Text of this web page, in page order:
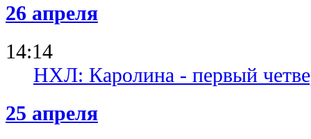
26 апреля
14:14
НХЛ: Каролина - первый
25 апреля